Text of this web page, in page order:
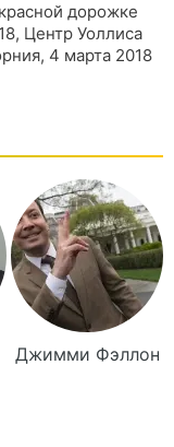
дорожке
Центр Уоллиса
4 марта 2018
Джимми Фэллон